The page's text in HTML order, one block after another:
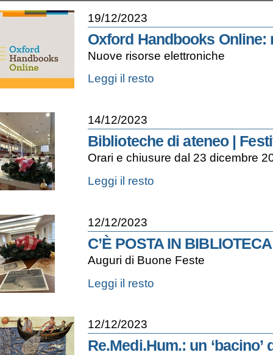
19/12/2023
Oxford Handbooks Online:
Nuove risorse elettroniche
Oxford
Handbooks
collezioni
-
Leggi il resto
14/12/2023
Biblioteche di ateneo |
Orari e chiusure dal 23 dicembre
Biblioteche
Festività
natalizie
-
Leggi il resto
12/12/2023
C’È POSTA IN
Auguri di Buone Feste
C’È
POSTA
-
Leggi il resto
12/12/2023
Re.Medi.Hum.: un